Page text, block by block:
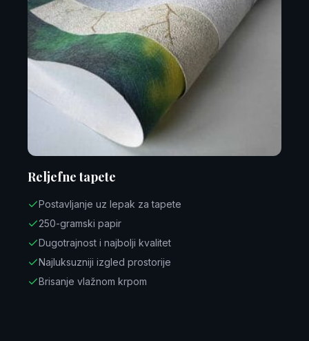
Reljefne tapete
Postavljanje uz lepak za tapete
250-gramski papir
Dugotrajnost i najbolji kvalitet
Najluksuzniji izgled prostorije
Brisanje vlažnom krpom